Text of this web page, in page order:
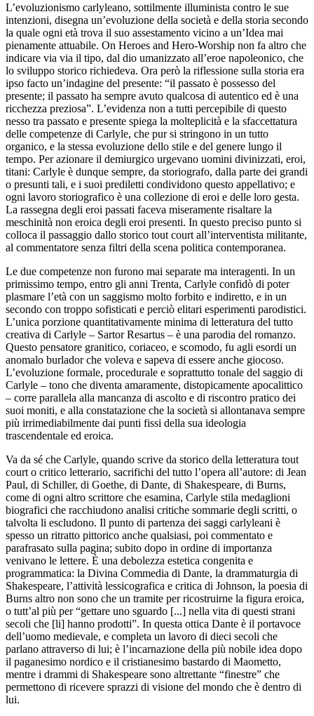
L’evoluzionismo carlyleano, sottilmente illuminista contro le sue
intenzioni, disegna un’evoluzione della società e della storia secondo
la quale ogni età trova il suo assestamento vicino a un’Idea mai
pienamente attuabile. On Heroes and Hero-Worship non fa altro che
indicare via via il tipo, dal dio umanizzato all’eroe napoleonico, che
lo sviluppo storico richiedeva. Ora però la riflessione sulla storia era
ipso facto un’indagine del presente: “il passato è possesso del
presente; il passato ha sempre avuto qualcosa di autentico ed è una
ricchezza preziosa”. L’evidenza non a tutti percepibile di questo
nesso tra passato e presente spiega la molteplicità e la sfaccettatura
delle competenze di Carlyle, che pur si stringono in un tutto
organico, e la stessa evoluzione dello stile e del genere lungo il
tempo. Per azionare il demiurgico urgevano uomini divinizzati, eroi,
titani: Carlyle è dunque sempre, da storiografo, dalla parte dei grandi
o presunti tali, e i suoi prediletti condividono questo appellativo; e
ogni lavoro storiografico è una collezione di eroi e delle loro gesta.
La rassegna degli eroi passati faceva miseramente risaltare la
meschinità non eroica degli eroi presenti. In questo preciso punto si
colloca il passaggio dallo storico tout court all’interventista militante,
al commentatore senza filtri della scena politica contemporanea.
Le due competenze non furono mai separate ma interagenti. In un
primissimo tempo, entro gli anni Trenta, Carlyle confidò di poter
plasmare l’età con un saggismo molto forbito e indiretto, e in un
secondo con troppo sofisticati e perciò elitari esperimenti parodistici.
L’unica porzione quantitativamente minima di letteratura del tutto
creativa di Carlyle – Sartor Resartus – è una parodia del romanzo.
Questo pensatore granitico, coriaceo, e scomodo, fu agli esordi un
anomalo burladorche voleva e sapeva di essere anche giocoso.
L’evoluzione formale, procedurale e soprattutto tonale del saggio di
Carlyle – tono che diventa amaramente, distopicamente apocalittico
– corre parallela alla mancanza di ascolto e di riscontro pratico dei
suoi moniti, e alla constatazione che la società si allontanava sempre
più irrimediabilmente dai punti fissi della sua ideologia
trascendentale ed eroica.
Va da sé che Carlyle, quando scrive da storico della letteratura tout
court o critico letterario, sacrifichi del tutto l’opera all’autore: di Jean
Paul, di Schiller, di Goethe, di Dante, di Shakespeare, di Burns,
come di ogni altro scrittore che esamina, Carlyle stila medaglioni
biografici che racchiudono analisi critiche sommarie degli scritti, o
talvolta li escludono. Il punto di partenza dei saggi carlyleani è
spesso un ritratto pittorico anche qualsiasi, poi commentato e
parafrasato sulla pagina; subito dopo in ordine di importanza
venivano le lettere. È una debolezza estetica congenita e
programmatica: la Divina Commedia di Dante, la drammaturgia di
Shakespeare, l’attività lessicografica e critica di Johnson, la poesia di
Burns altro non sono che un tramite per ricostruirne la figura eroica,
o tutt’al più per “gettare uno sguardo [...] nella vita di questi strani
secoli che [li] hanno prodotti”. In questa ottica Dante è il portavoce
dell’uomo medievale, e completa un lavoro di dieci secoli che
parlano attraverso di lui; è l’incarnazione della più nobile idea dopo
il paganesimo nordico e il cristianesimo bastardo di Maometto,
mentre i drammi di Shakespeare sono altrettante “finestre” che
permettono di ricevere sprazzi di visione del mondo che è dentro di
lui.